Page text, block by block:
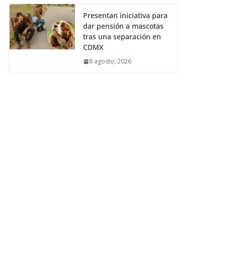
Presentan iniciativa para
dar pensión a mascotas
tras una separación en
CDMX
8 agosto, 2026